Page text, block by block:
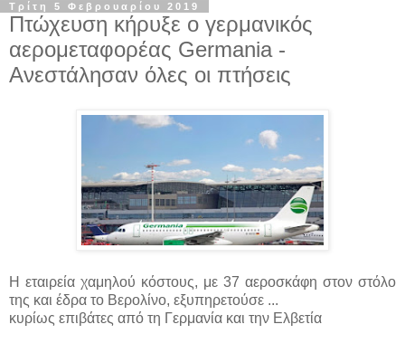
Τρίτη 5 Φεβρουαρίου 2019
Πτώχευση κήρυξε ο γερμανικός
αερομεταφορέας Germania -
Ανεστάλησαν όλες οι πτήσεις
Η εταιρεία χαμηλού κόστους, με 37 αεροσκάφη στον στόλο
της και έδρα το Βερολίνο, εξυπηρετούσε ...
κυρίως επιβάτες από τη Γερμανία και την Ελβετία